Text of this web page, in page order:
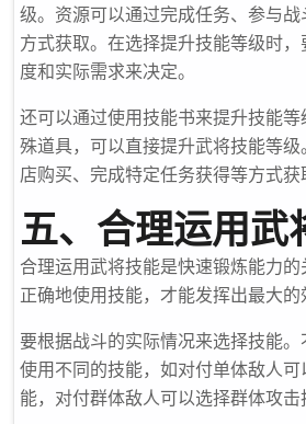
级。资源可以通过完成任务、参与
方式获取。在选择提升技能等级时
度和实际需求来决定。
还可以通过使用技能书来提升技能
殊道具，可以直接提升武将技能等
店购买、完成特定任务获得等方式获
五、合理运用武
合理运用武将技能是快速锻炼能力
正确地使用技能，才能发挥出最大的
要根据战斗的实际情况来选择技能
使用不同的技能，如对付单体敌人
能，对付群体敌人可以选择群体攻击